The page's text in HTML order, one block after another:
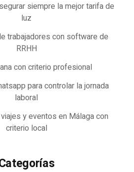
siempre la mejor tarifa de
luz
trabajadores con software de
RRHH
con criterio profesional
para controlar la jornada
laboral
y eventos en Málaga con
criterio local